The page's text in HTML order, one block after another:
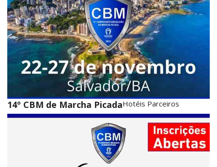
14º CBM de Marcha PicadaHotéis Parceiros